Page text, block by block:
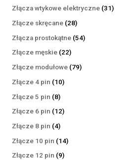
produkty
Złącza wtykowe elektryczne 3131
Złącze skręcane 2828
produktów
Złącza prostokątne 5454
Złącze męskie 2222
produkty
Złącze modułowe 7979
Złącze 4 pin 1010
Złącze 5 pin 88
produktów
Złącze 6 pin 1212
Złącze 8 pin 44
produkty
Złącze 10 pin 1414
Złącze 12 pin 99